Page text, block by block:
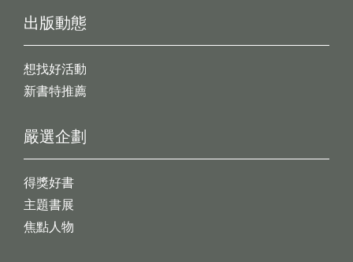
出版動態
想找好活動
新書特推薦
嚴選企劃
得獎好書
主題書展
焦點人物